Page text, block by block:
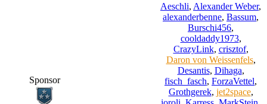
Sponsor
Aeschli, Alexander Weber,
alexanderbenne, Bassum,
Burschi456,
cooldaddy1973,
CrazyLink, crisztof,
Daron von Weissenfels,
Desantis, Dihaga,
fisch_fasch, ForzaVettel,
Grothgerek, jet2space,